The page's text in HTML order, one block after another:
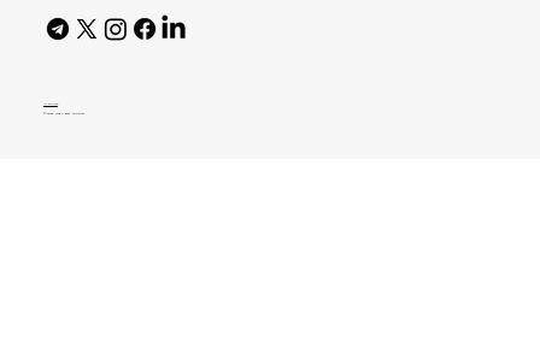
AI Policy
© 2026 High Bar Journal